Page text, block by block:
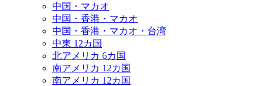
中国・マカオ
中国・香港・マカオ
中国・香港・マカオ・台湾
中東 12カ国
北アメリカ 6カ国
南アメリカ 12カ国
南アメリカ 12カ国